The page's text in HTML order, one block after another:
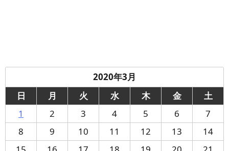
2020年3月
日
月 火 水 木 金
土
1
2 3 4 5 6
7
8
9 10 11 12 13
14